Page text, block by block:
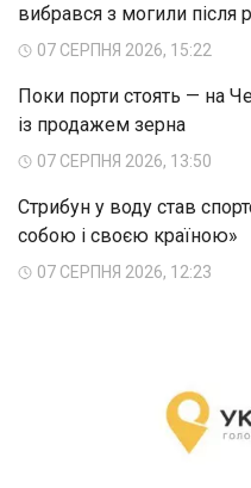
вибрався з могили після
07 СЕРПНЯ 2026, 15:22
Поки порти стоять — на
із продажем зерна
07 СЕРПНЯ 2026, 13:50
Стрибун у воду став
собою і своєю країною»
07 СЕРПНЯ 2026, 12:23